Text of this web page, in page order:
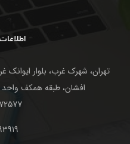
تهران، شهرک غرب، بلوار ایوانک
افشان، طبقه همکف واحد 114 کد پستی: 1469743617